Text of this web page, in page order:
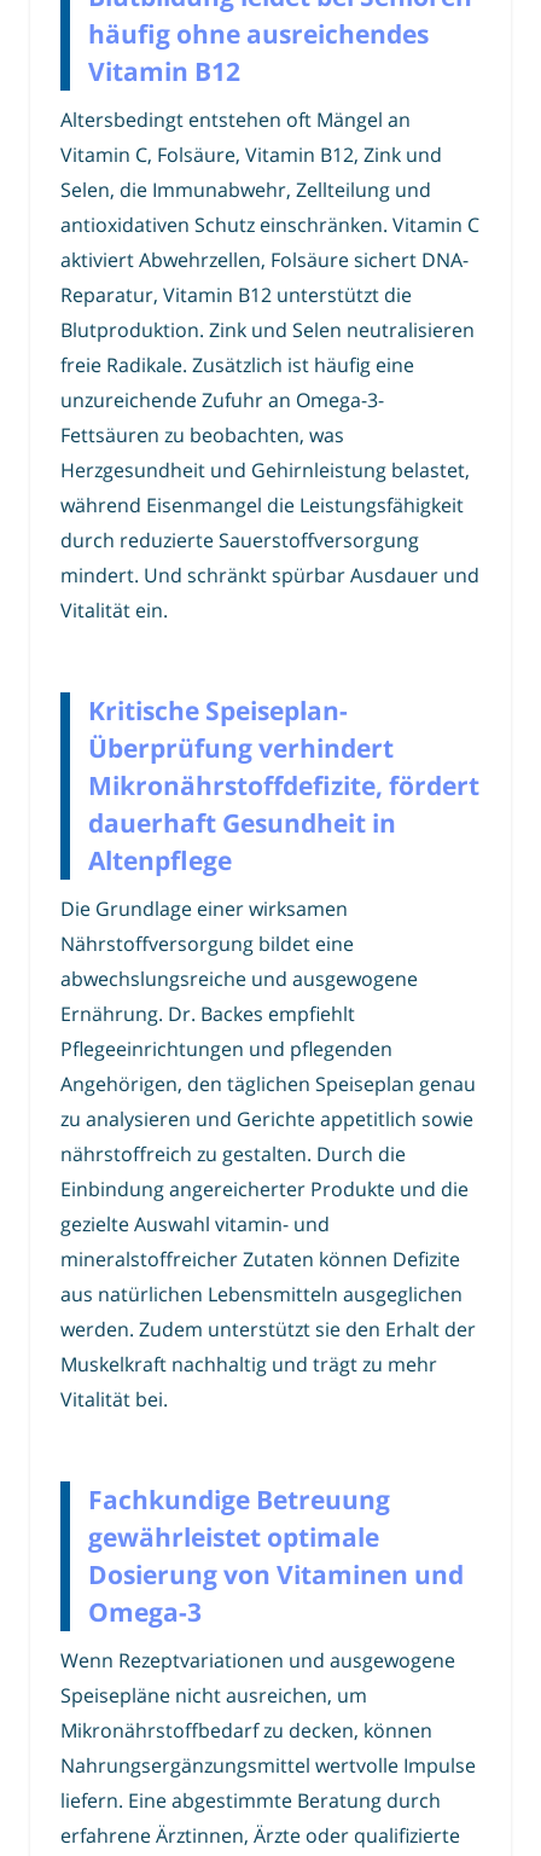
häufig ohne ausreichendes
Vitamin B12
Altersbedingt entstehen oft Mängel an
Vitamin C, Folsäure, Vitamin B12, Zink und
Selen, die Immunabwehr, Zellteilung und
antioxidativen Schutz einschränken. Vitamin C
aktiviert Abwehrzellen, Folsäure sichert DNA-
Reparatur, Vitamin B12 unterstützt die
Blutproduktion. Zink und Selen neutralisieren
freie Radikale. Zusätzlich ist häufig eine
unzureichende Zufuhr an Omega-3-
Fettsäuren zu beobachten, was
Herzgesundheit und Gehirnleistung belastet,
während Eisenmangel die Leistungsfähigkeit
durch reduzierte Sauerstoffversorgung
mindert. Und schränkt spürbar Ausdauer und
Vitalität ein.
Kritische Speiseplan-
Überprüfung verhindert
Mikronährstoffdefizite, fördert
dauerhaft Gesundheit in
Altenpflege
Die Grundlage einer wirksamen
Nährstoffversorgung bildet eine
abwechslungsreiche und ausgewogene
Ernährung. Dr. Backes empfiehlt
Pflegeeinrichtungen und pflegenden
Angehörigen, den täglichen Speiseplan genau
zu analysieren und Gerichte appetitlich sowie
nährstoffreich zu gestalten. Durch die
Einbindung angereicherter Produkte und die
gezielte Auswahl vitamin- und
mineralstoffreicher Zutaten können Defizite
aus natürlichen Lebensmitteln ausgeglichen
werden. Zudem unterstützt sie den Erhalt der
Muskelkraft nachhaltig und trägt zu mehr
Vitalität bei.
Fachkundige Betreuung
gewährleistet optimale
Dosierung von Vitaminen und
Omega-3
Wenn Rezeptvariationen und ausgewogene
Speisepläne nicht ausreichen, um
Mikronährstoffbedarf zu decken, können
Nahrungsergänzungsmittel wertvolle Impulse
liefern. Eine abgestimmte Beratung durch
erfahrene Ärztinnen, Ärzte oder qualifizierte